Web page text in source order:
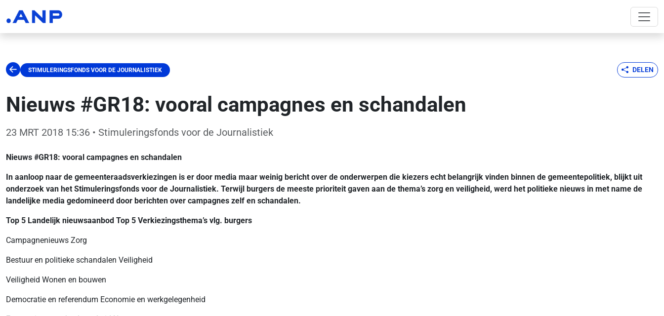
STIMULERINGSFONDS VOOR DE JOURNALISTIEK DELEN
Nieuws #GR18: vooral campagnes en schandalen
23 MRT 2018 15:36 • Stimuleringsfonds voor de Journalistiek
Nieuws #GR18: vooral campagnes en schandalen
In aanloop naar de gemeenteraadsverkiezingen is er door media maar weinig bericht over de onderwerpen die kiezers echt belangrijk vinden binnen de gemeentepolitiek, blijkt uit
onderzoek van het Stimuleringsfonds voor de Journalistiek. Terwijl burgers de meeste prioriteit gaven aan de thema’s zorg en veiligheid, werd het politieke nieuws in met name de
landelijke media gedomineerd door berichten over campagnes zelf en schandalen.
Top 5 Landelijk nieuwsaanbod Top 5 Verkiezingsthema’s vlg. burgers
Campagnenieuws Zorg
Bestuur en politieke schandalen Veiligheid
Veiligheid Wonen en bouwen
Democratie en referendum Economie en werkgelegenheid